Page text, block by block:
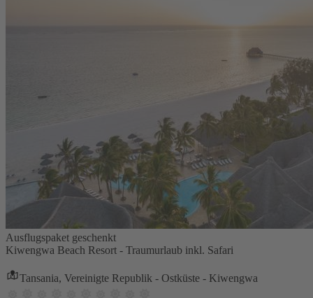
Ausflugspaket geschenkt
Kiwengwa Beach Resort - Traumurlaub inkl. Safari
Tansania, Vereinigte Republik - Ostküste - Kiwengwa